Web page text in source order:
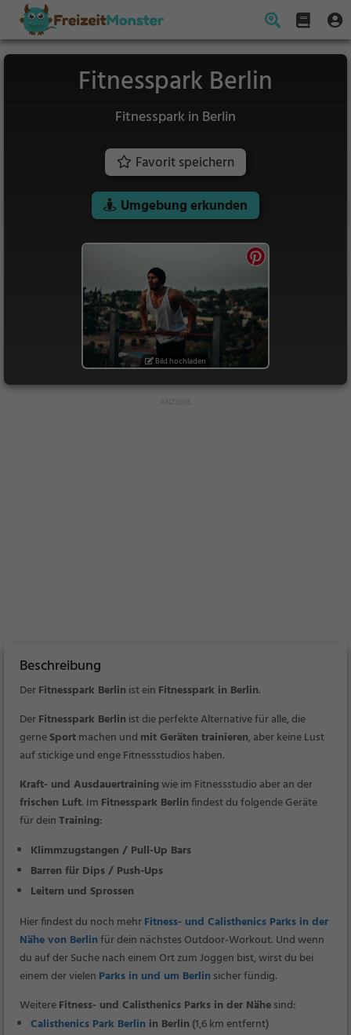
Fitnesspark Berlin
Fitnesspark in Berlin
Favorit speichern
Umgebung erkunden
Bild hochladen
Beschreibung
DerFitnesspark Berlin ist ein Fitnesspark in Berlin.
DerFitnesspark Berlin ist die perfekte Alternative für alle, die
gerneSportmachen und mit Geräten trainieren, aber keine Lust
auf stickige und enge Fitnessstudios haben.
Kraft- und Ausdauertrainingwie im Fitnessstudio aber an der
frischen Luft. Im Fitnesspark Berlinfindest du folgende Geräte
für deinTraining:
Klimmzugstangen / Pull-Up Bars
Barren für Dips / Push-Ups
Leitern und Sprossen
Hier findest du noch mehrFitness- und Calisthenics Parks in der
Nähe von Berlinfür dein nächstes Outdoor-Workout. Und wenn
du auf der Suche nach einem Ort zum Joggen bist, wirst du bei
einem der vielen Parks in und um Berlinsicher fündig.
WeitereFitness- und Calisthenics Parks in der Nähesind:
Calisthenics Park Berlin in Berlin (1,6 km entfernt)